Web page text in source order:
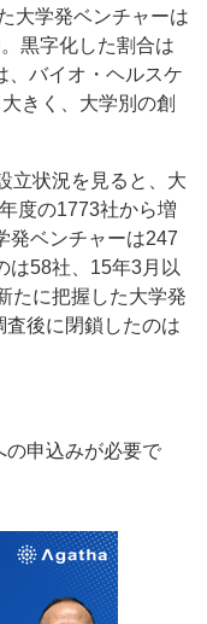
大学発ベンチャーは
黒字化した割合は
、バイオ・ヘルスケ
きく、大学別の創
立状況を見ると、大
度の1773社から増
発ベンチャーは247
は58社、15年3月以
たに把握した大学発
後に閉鎖したのは
の申込みが必要で